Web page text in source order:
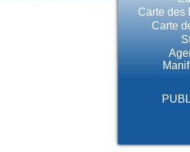
Carte des
Carte